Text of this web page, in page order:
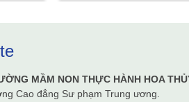
MẦM NON THỰC HÀNH HOA
Cao đẳng Sư phạm Trung ương.